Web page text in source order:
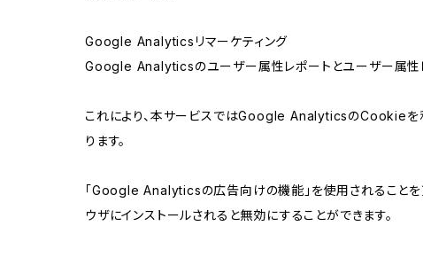
Google Analyticsリマーケティング
Google Analyticsのユーザー属性レポートとユーザー属性
これにより、本サービスではGoogle AnalyticsのCookieを
ります。
「Google Analyticsの広告向けの機能」を使用されること
ウザにインストールされると無効にすることができます。